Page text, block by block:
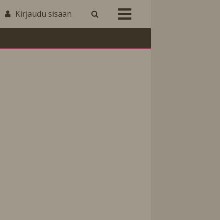
Kirjaudu sisään